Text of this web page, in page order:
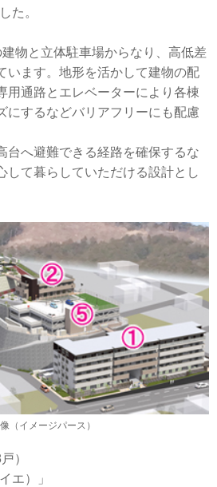
た。
物と立体駐車場からなり、高低差
います。地形を活かして建物の配
用通路とエレベーターにより各棟
にするなどバリアフリーにも配慮
へ避難できる経路を確保するな
して暮らしていただける設計とし
（イメージパース）
）
エ）」